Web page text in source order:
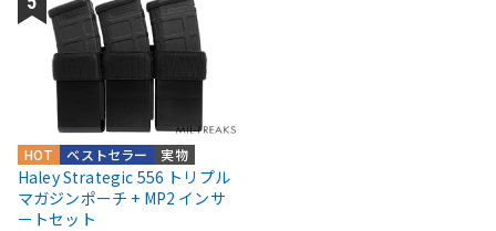
実物
ベストセラー
HOT
Haley Strategic 556 トリプル
マガジンポーチ + MP2 インサ
ートセット